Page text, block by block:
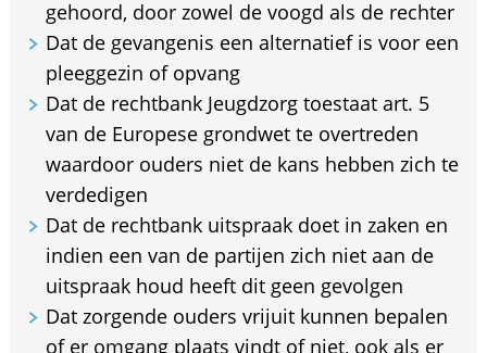
gehoord, door zowel de voogd als de rechter
Dat de gevangenis een alternatief is voor een
pleeggezin of opvang
Dat de rechtbank Jeugdzorg toestaat art. 5
van de Europese grondwet te overtreden
waardoor ouders niet de kans hebben zich te
verdedigen
Dat de rechtbank uitspraak doet in zaken en
indien een van de partijen zich niet aan de
uitspraak houd heeft dit geen gevolgen
Dat zorgende ouders vrijuit kunnen bepalen
of er omgang plaats vindt of niet, ook als er